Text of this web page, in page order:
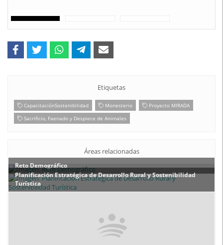
Etiquetas
CapacitaciónSostenibilidad Monesterio
Proyecto MIRADA
Sacrificio, Faenado y Despiece de Animales
Áreas relacionadas
Reto Demográfico
Planificación Estratégica de Desarrollo Rural y Sostenibilidad
Turística